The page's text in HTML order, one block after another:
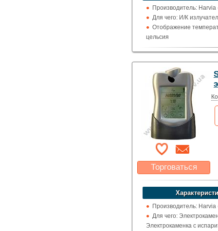
Указать цену
Производитель:
Для чего: И/К
Отображение
цельсия
Торговаться
Какая цена Вас
устроит?
Указать цену
Производитель:
Для чего:
Электрокаменка с